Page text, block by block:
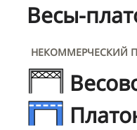
Весы-
НЕКОММЕРЧЕСКИЙ